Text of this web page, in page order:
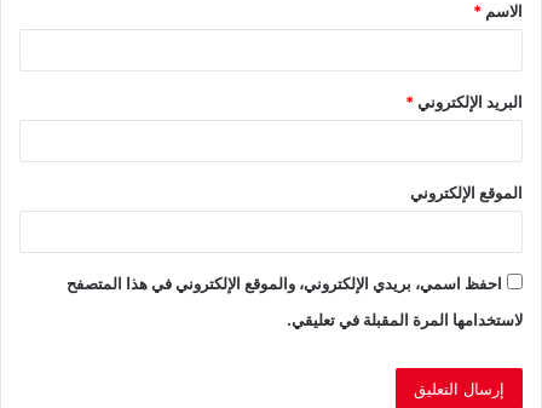
*
الاسم *
البريد الإلكتروني*
الموقع الإلكتروني
احفظ اسمي، بريدي الإلكتروني، والموقع الإلكتروني في هذا المتصفح
لاستخدامها المرة المقبلة في تعليقي.